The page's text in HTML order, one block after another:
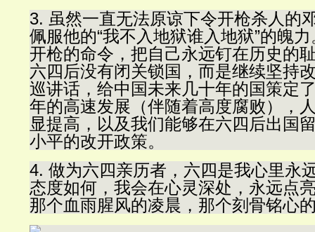
3. 虽然一直无法原谅下令开枪杀人的
佩服他的“我不入地狱谁入地狱”的魄
开枪的命令，把自己永远钉在历史的
六四后没有闭关锁国，而是继续坚持
巡讲话，给中国未来几十年的国策定
年的高速发展（伴随着高度腐败），
显提高，以及我们能够在六四后出国
小平的改开政策。
4. 做为六四亲历者，六四是我心里永
态度如何，我会在心灵深处，永远点
那个血雨腥风的凌晨，那个刻骨铭心